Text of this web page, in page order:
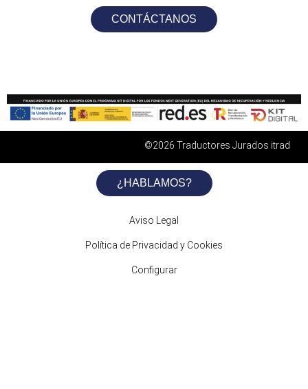
CONTÁCTANOS
©2026 Traductores Jurados itrad
¿HABLAMOS?
Aviso Legal
Política de Privacidad y Cookies
Configurar